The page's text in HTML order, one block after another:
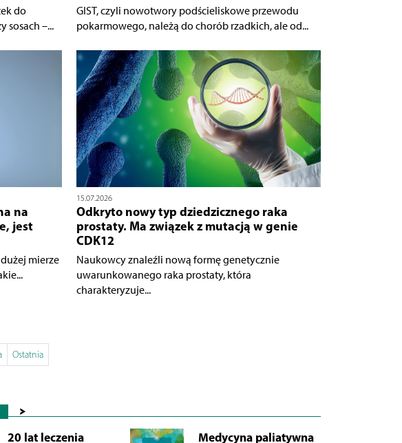
do
sosach –...
GIST, czyli nowotwory podścieliskowe przewodu
pokarmowego, należą do chorób rzadkich, ale od...
na
jest
mierze
15.07.2026
Odkryto nowy typ dziedzicznego raka
prostaty. Ma związek z mutacją w genie
CDK12
Naukowcy znaleźli nową formę genetycznie
uwarunkowanego raka prostaty, która
charakteryzuje...
Ostatnia
>
20 lat leczenia Medycyna paliatywna